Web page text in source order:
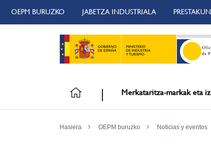
OEPM BURUZKO JABETZA INDUSTRIALA
Merkataritza-markak eta
Hasiera OEPM buruzko Noticias y eventos